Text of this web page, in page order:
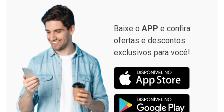
Baixe o APP e confira
ofertas e descontos
exclusivos para você!